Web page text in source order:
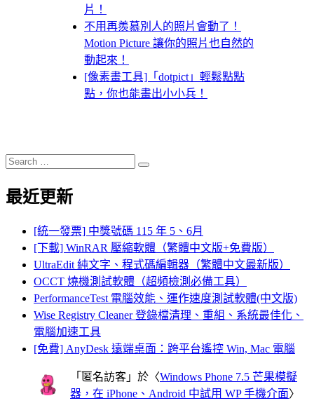
片！
不用再羨慕別人的照片會動了！
Motion Picture 讓你的照片也自然的
動起來！
[像素畫工具]「dotpict」輕鬆點點
點，你也能畫出小小兵！
Search
for:
Search
最近更新
[統一發票] 中獎號碼 115 年 5、6月
[下載] WinRAR 壓縮軟體（繁體中文版+免費版）
UltraEdit 純文字、程式碼編輯器（繁體中文最新版）
OCCT 燒機測試軟體（超頻檢測必備工具）
PerformanceTest 電腦效能、運作速度測試軟體(中文版)
Wise Registry Cleaner 登錄檔清理、重組、系統最佳化、
電腦加速工具
[免費] AnyDesk 遠端桌面：跨平台遙控 Win, Mac 電腦
「 匿名訪客 」於〈Windows Phone 7.5 芒果模擬
器，在 iPhone、Android 中試用 WP 手機介面〉